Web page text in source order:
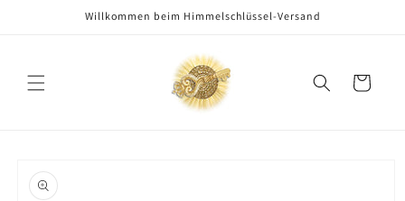
Willkommen beim Himmelschlüssel-Versand
Warenkorb